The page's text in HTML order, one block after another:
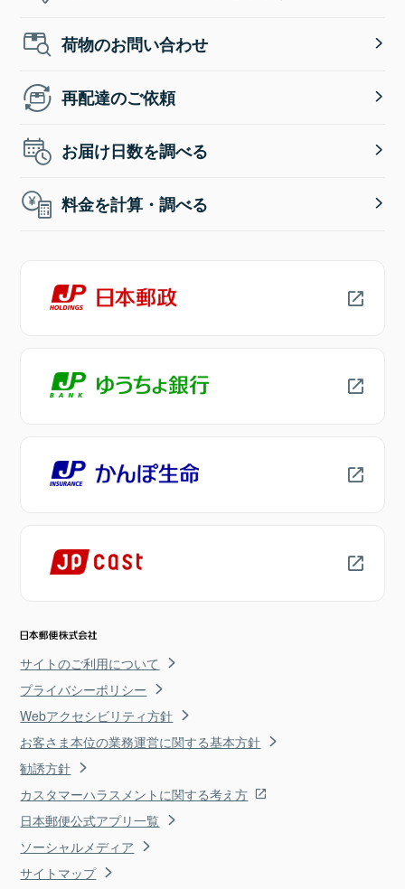
荷物のお問い合わせ
再配達のご依頼
お届け日数を調べる
料金を計算・調べる
サイトのご利用について
プライバシーポリシー
Webアクセシビリティ方針
お客さま本位の業務運営に関する基本方針
勧誘方針
カスタマーハラスメントに関する考え方
日本郵便公式アプリ一覧
ソーシャルメディア
サイトマップ